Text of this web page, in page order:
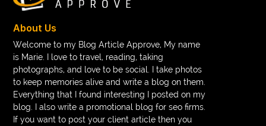
About Us
Welcome to my Blog Article Approve, My name
is Marie. I love to travel, reading, taking
photographs, and love to be social. I take photos
to keep memories alive and write a blog on them.
Everything that I found interesting I posted on my
blog. I also write a promotional blog for seo firms.
If you want to post your client article then you